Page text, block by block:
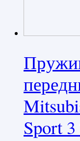
Sport